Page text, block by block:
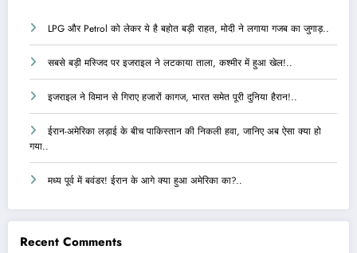
LPG और Petrol को लेकर ये है बहोत बड़ी राहत, मोदी ने लगाया गजब का जुगाड़..
सबसे बड़ी मस्जिद पर इजराइल ने लटकाया ताला, कश्मीर में हुआ खेल!..
इजराइल ने विमान से गिराए हजारों कागज, भारत समेत पूरी दुनिया हैरान!..
ईरान-अमेरिका लड़ाई के बीच पाकिस्तान की निकली हवा, जानिए अब ऐसा क्या हो
गया..
मध्य पूर्व में बवंडर! ईरान के आगे क्या हुआ अमेरिका का?..
Recent Comments